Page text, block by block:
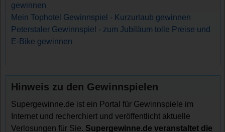
gewinnen
Mein Tophotel Gewinnspiel - Kurzurlaub gewinnen
Peterstaler Gewinnspiel - zum Jubiläum tolle Preise und
E-Bike gewinnen
Hinweis zu den Gewinnspielen
Supergewinne.de ist ein Portal für Gewinnspiele im
Internet und recherchiert und veröffentlicht aktuelle
Verlosungen für Sie. Supergewinne.de veranstaltet die